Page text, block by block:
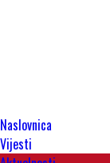
Naslovnica
Vijesti